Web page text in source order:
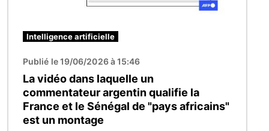
Intelligence artificielle
Publié le 19/06/2026 à 15:46
La vidéo dans laquelle un
commentateur argentin qualifie la
France et le Sénégal de "pays africains"
est un montage